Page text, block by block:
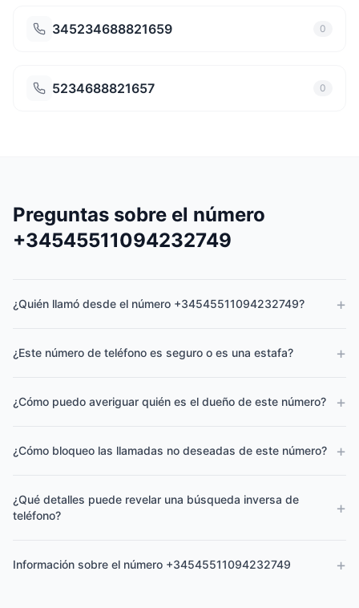
345234688821659 0
5234688821657 0
Preguntas sobre el número
+34545511094232749
¿Quién llamó desde el número +34545511094232749? +
¿Este número de teléfono es seguro o es una estafa? +
¿Cómo puedo averiguar quién es el dueño de este número? +
¿Cómo bloqueo las llamadas no deseadas de este número? +
¿Qué detalles puede revelar una búsqueda inversa de
teléfono?
+
Información sobre el número +34545511094232749 +